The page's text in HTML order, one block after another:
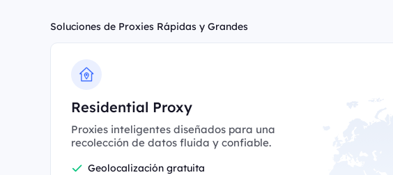
Soluciones de Proxies Rápidas y Grandes
Residential Proxy
Proxies inteligentes diseñados para una
recolección de datos fluida y confiable.
Geolocalización gratuita